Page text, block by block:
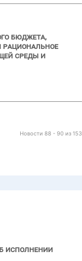
бюджета,
среды и
Новости 88 - 90 из 153
исполнении